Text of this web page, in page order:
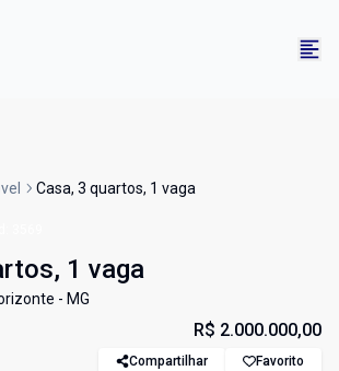
Casa, 3 quartos, 1 vaga
1 vaga
- MG
R$ 2.000.000,00
Compartilhar Favorito